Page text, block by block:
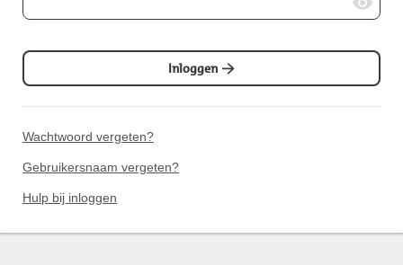
Inloggen
Wachtwoord vergeten?
Gebruikersnaam vergeten?
Hulp bij inloggen